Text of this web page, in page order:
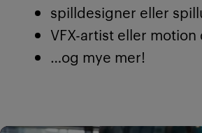
spilldesigner eller
VFX-artist eller
…og mye mer!